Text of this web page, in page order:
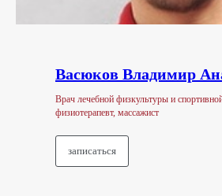
Васюков Владимир
Врач лечебной физкультуры и
физиотерапевт, массажист
записаться